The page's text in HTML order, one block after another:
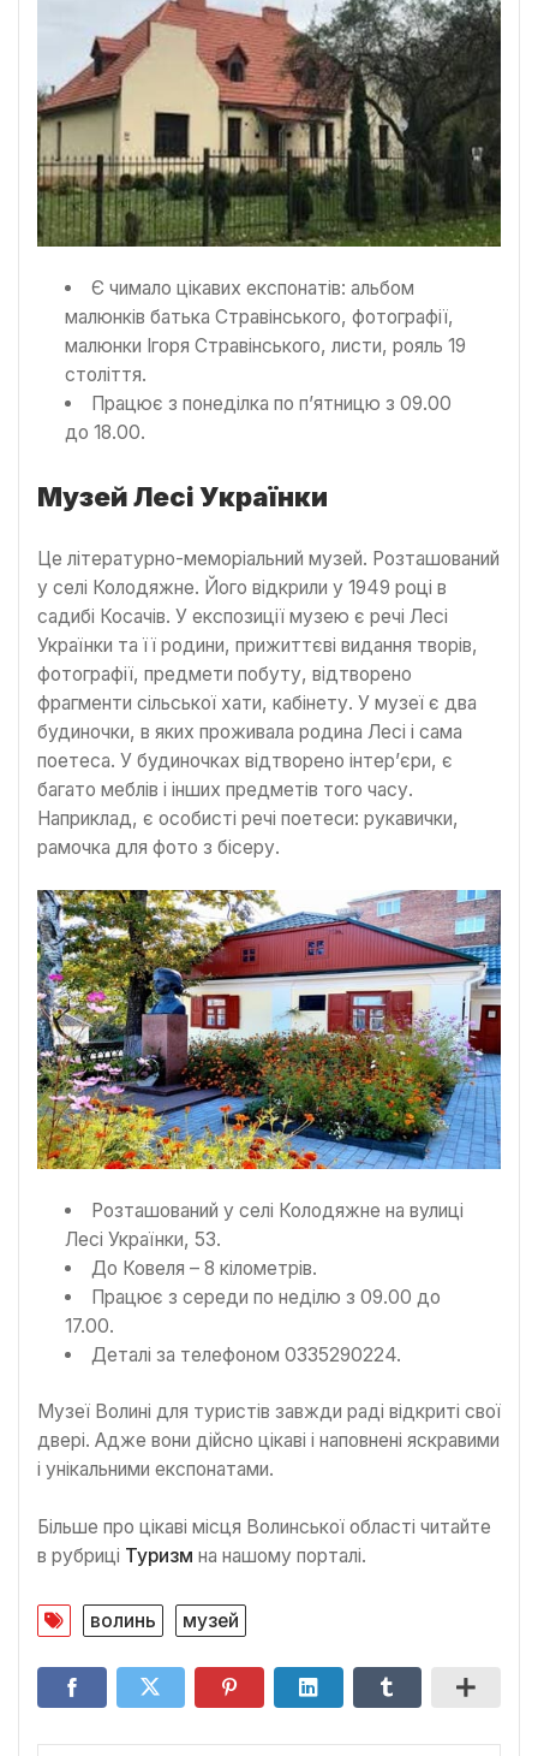
Є чимало цікавих експонатів: альбом
малюнків батька Стравінського, фотографії,
малюнки Ігоря Стравінського, листи, рояль 19
століття.
Працює з понеділка по п’ятницю з 09.00
до 18.00.
Музей Лесі Українки
Це літературно-меморіальний музей. Розташований
у селі Колодяжне. Його відкрили у 1949 році в
садибі Косачів. У експозиції музею є речі Лесі
Українки та її родини, прижиттєві видання творів,
фотографії, предмети побуту, відтворено
фрагменти сільської хати, кабінету. У музеї є два
будиночки, в яких проживала родина Лесі і сама
поетеса. У будиночках відтворено інтер’єри, є
багато меблів і інших предметів того часу.
Наприклад, є особисті речі поетеси: рукавички,
рамочка для фото з бісеру.
Розташований у селі Колодяжне на вулиці
Лесі Українки, 53.
До Ковеля – 8 кілометрів.
Працює з середи по неділю з 09.00 до
17.00.
Деталі за телефоном 0335290224.
Музеї Волині для туристів завжди раді відкриті свої
двері. Адже вони дійсно цікаві і наповнені яскравими
і унікальними експонатами.
Більше про цікаві місця Волинської області читайте
в рубриці Туризм на нашому порталі.
волинь музей